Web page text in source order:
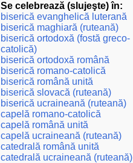
Se celebrează (slujeşte) în:
biserică evanghelică luterană
biserică maghiară (ruteană)
biserică ortodoxă (fostă greco-
catolică)
biserică ortodoxă română
biserică romano-catolică
biserică română unită
biserică slovacă (ruteană)
biserică ucraineană (ruteană)
capelă romano-catolică
capelă română unită
capelă ucraineană (ruteană)
catedrală română unită
catedrală ucraineană (ruteană)